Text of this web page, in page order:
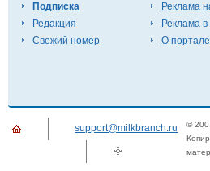
Подписка
Редакция
Свежий номер
Реклама
Реклама
О портале
support@milkbranch.ru ©